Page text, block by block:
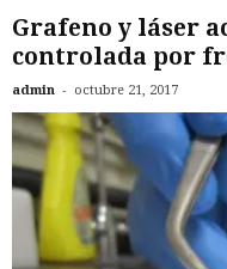
Grafeno y láser
controlada por
admin - octubre 21, 2017